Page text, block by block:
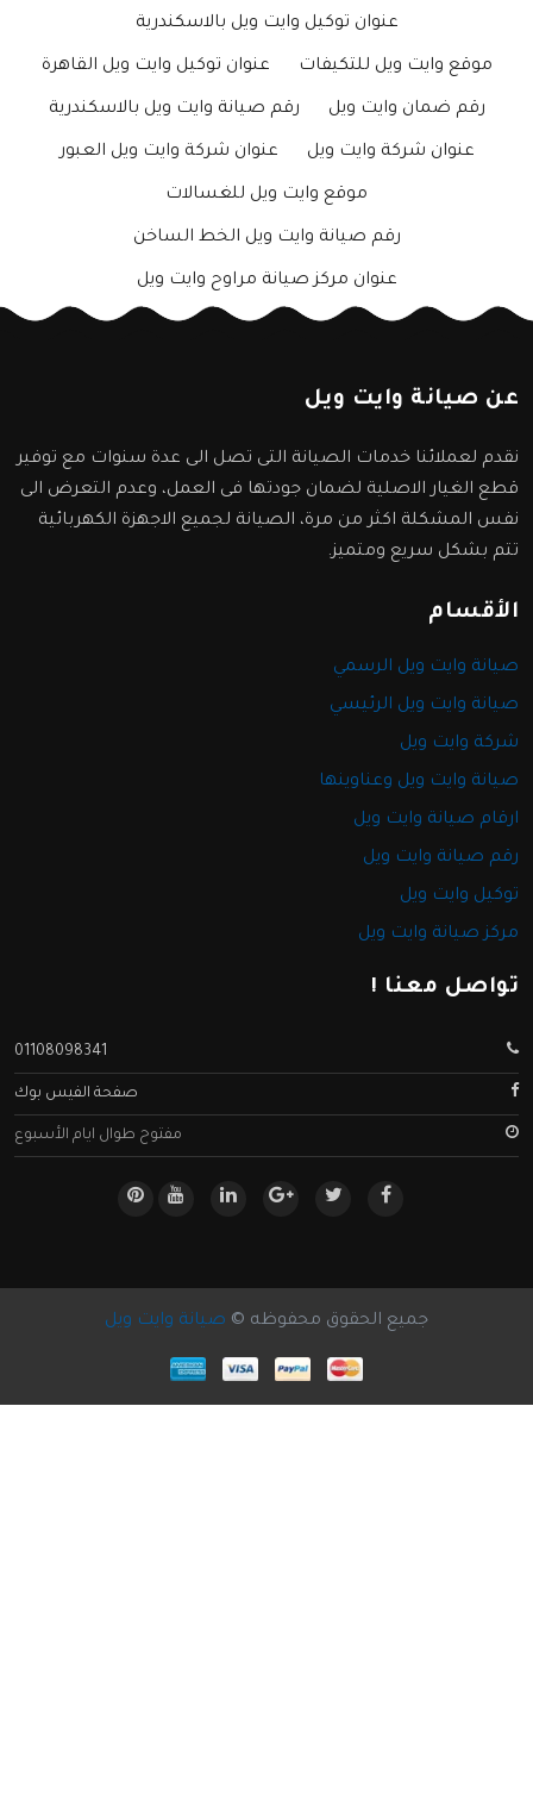
عنوان توكيل وايت ويل بالاسكندرية
موقع وايت ويل للتكيفات عنوان توكيل وايت ويل القاهرة
رقم ضمان وايت ويل رقم صيانة وايت ويل بالاسكندرية
عنوان شركة وايت ويل عنوان شركة وايت ويل العبور
موقع وايت ويل للغسالات
رقم صيانة وايت ويل الخط الساخن
عنوان مركز صيانة مراوح وايت ويل
عن صيانة وايت ويل
نقدم لعملائنا خدمات الصيانة التى تصل الى عدة سنوات مع توفير
قطع الغيار الاصلية لضمان جودتها فى العمل، وعدم التعرض الى
نفس المشكلة اكثر من مرة، الصيانة لجميع الاجهزة الكهربائية
تتم بشكل سريع ومتميز.
الأقسام
صيانة وايت ويل الرسمي
صيانة وايت ويل الرئيسي
شركة وايت ويل
صيانة وايت ويل وعناوينها
ارقام صيانة وايت ويل
رقم صيانة وايت ويل
توكيل وايت ويل
مركز صيانة وايت ويل
تواصل معنا !
01108098341
صفحة الفيس بوك
مفتوح طوال ايام الأسبوع
جميع الحقوق محفوظه © صيانة وايت ويل